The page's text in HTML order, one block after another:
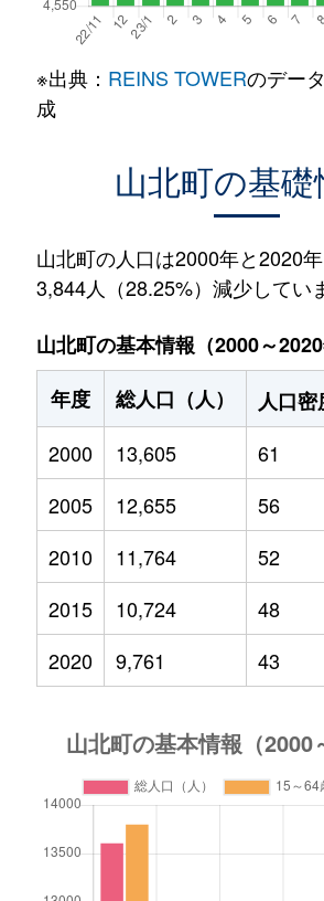
※出典： REINS TOWERのデー
成
山北町の基礎
山北町の人口は2000年と2020年
3,844人（28.25%）減少してい
山北町の基本情報（2000～2020
年度
総人口（人） 人口
2000
13,605 61
2005
12,655 56
2010
11,764 52
2015
10,724 48
2020
9,761 43